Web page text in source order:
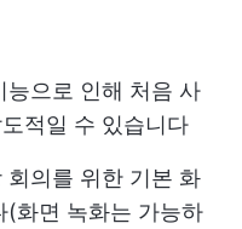
능으로 인해 처음 사
적일 수 있습니다
회의를 위한 기본 화
(화면 녹화는 가능하